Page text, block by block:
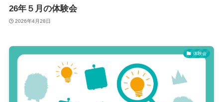
26年５月の体験会
2026年4月28日
体験会